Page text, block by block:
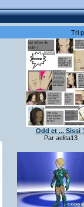
Tri
Odd et ... Sissi
Par aelita13